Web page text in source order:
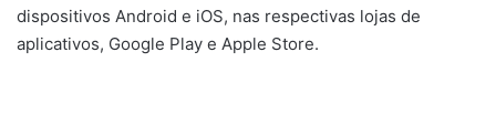
dispositivos Android e iOS, nas respectivas lojas de
aplicativos, Google Play e Apple Store.